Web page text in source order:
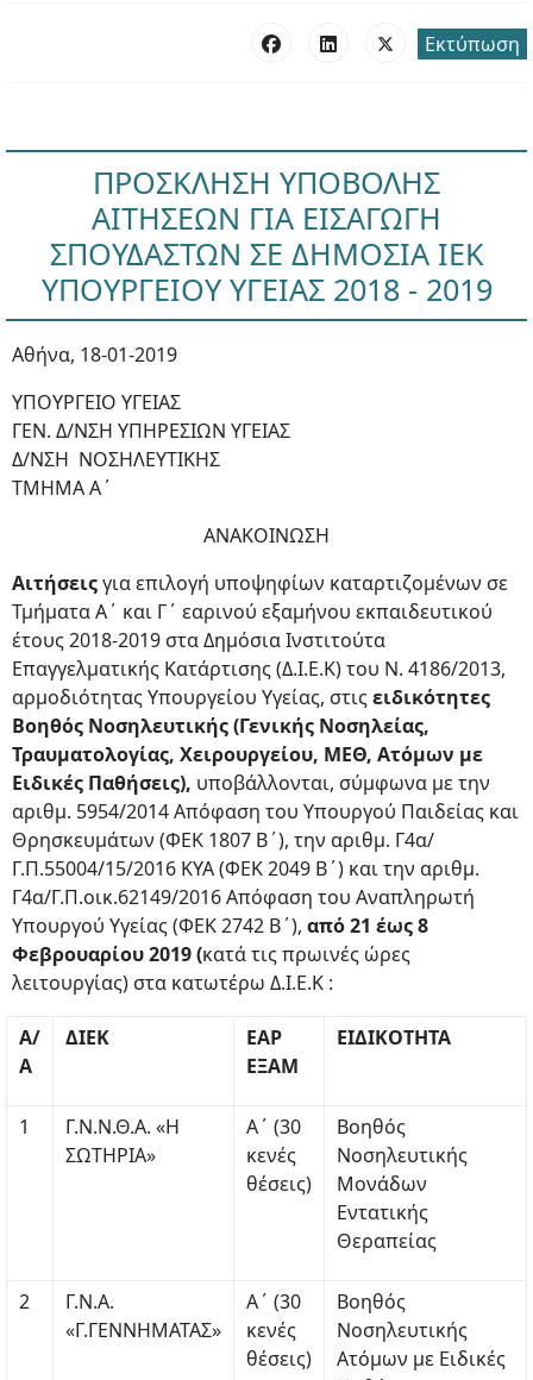
Εκτύπωση
ΠΡΟΣΚΛΗΣΗ ΥΠΟΒΟΛΗΣ
ΑΙΤΗΣΕΩΝ ΓΙΑ ΕΙΣΑΓΩΓΗ
ΣΠΟΥΔΑΣΤΩΝ ΣΕ ΔΗΜΟΣΙΑ ΙΕΚ
ΥΠΟΥΡΓΕΙΟΥ ΥΓΕΙΑΣ 2018 - 2019
Αθήνα, 18-01-2019
ΥΠΟΥΡΓΕΙΟ ΥΓΕΙΑΣ
ΓΕΝ. Δ/ΝΣΗ ΥΠΗΡΕΣΙΩΝ ΥΓΕΙΑΣ
Δ/ΝΣΗ ΝΟΣΗΛΕΥΤΙΚΗΣ
ΤΜΗΜΑ Α΄
ΑΝΑΚΟΙΝΩΣΗ
Αιτήσειςγια επιλογή υποψηφίων καταρτιζομένων σε
Τμήματα Α΄ και Γ΄ εαρινού εξαμήνου εκπαιδευτικού
έτους 2018-2019 στα Δημόσια Ινστιτούτα
Επαγγελματικής Κατάρτισης (Δ.Ι.Ε.Κ) του Ν. 4186/2013,
αρμοδιότητας Υπουργείου Υγείας, στιςειδικότητες
Βοηθός Νοσηλευτικής (Γενικής Νοσηλείας,
Τραυματολογίας, Χειρουργείου, ΜΕΘ, Ατόμων με
Ειδικές Παθήσεις), υποβάλλονται, σύμφωνα με την
αριθμ. 5954/2014 Απόφαση του Υπουργού Παιδείας και
Θρησκευμάτων (ΦΕΚ 1807 Β΄), την αριθμ. Γ4α/
Γ.Π.55004/15/2016 ΚΥΑ (ΦΕΚ 2049 Β΄) και την αριθμ.
Γ4α/Γ.Π.οικ.62149/2016 Απόφαση του Αναπληρωτή
Υπουργού Υγείας (ΦΕΚ 2742 Β΄), από 21 έως 8
Φεβρουαρίου 2019 (κατά τις πρωινές ώρες
λειτουργίας) στα κατωτέρω Δ.Ι.Ε.Κ :
Α/
Α
ΔΙΕΚ
ΕΑΡ
ΕΞΑΜ
ΕΙΔΙΚΟΤΗΤΑ
1
Γ.Ν.Ν.Θ.Α. «Η
ΣΩΤΗΡΙΑ»
Α΄ (30
κενές
θέσεις)
Βοηθός
Νοσηλευτικής
Μονάδων
Εντατικής
Θεραπείας
2
Γ.Ν.Α.
«Γ.ΓΕΝΝΗΜΑΤΑΣ»
Α΄ (30
κενές
θέσεις)
Βοηθός
Νοσηλευτικής
Ατόμων με Ειδικές